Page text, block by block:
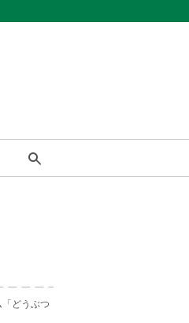
「どうぶつ